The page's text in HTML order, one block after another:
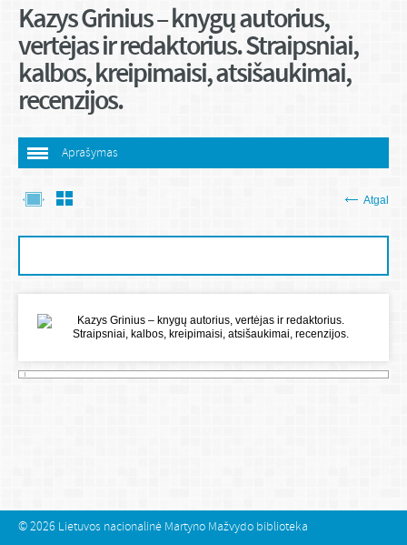
Kazys Grinius – knygų autorius,
vertėjas ir redaktorius. Straipsniai,
kalbos, kreipimaisi, atsišaukimai,
recenzijos.
Aprašymas
Atgal
© 2026 Lietuvos nacionalinė Martyno Mažvydo biblioteka